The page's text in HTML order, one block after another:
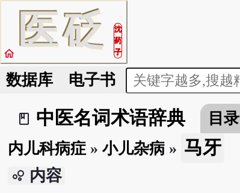
医砭
沈
药
子
home
数据库 电子书
book_2
中医名词术语辞典 目录
内儿科病症» 小儿杂病» 马牙
bubble_chart 内容